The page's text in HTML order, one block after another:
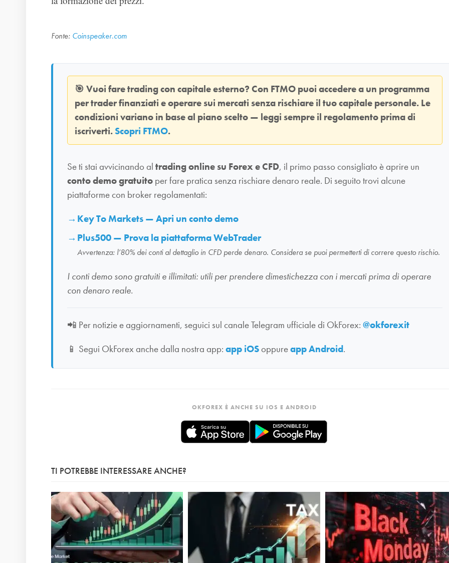
Fonte: Coinspeaker.com
🎯 Vuoi fare trading con capitale esterno? Con FTMO puoi accedere a un programma
per trader finanziati e operare sui mercati senza rischiare il tuo capitale personale. Le
condizioni variano in base al piano scelto — leggi sempre il regolamento prima di
iscriverti. Scopri FTMO.
Se ti stai avvicinando al trading online su Forex e CFD, il primo passo consigliato è aprire un
conto demo gratuito per fare pratica senza rischiare denaro reale. Di seguito trovi alcune
piattaforme con broker regolamentati:
Key To Markets — Apri un conto demo
Plus500 — Prova la piattaforma WebTrader
Avvertenza: l’80% dei conti al dettaglio in CFD perde denaro. Considera se puoi permetterti di correre questo rischio.
I conti demo sono gratuiti e illimitati: utili per prendere dimestichezza con i mercati prima di operare
con denaro reale.
📲 Per notizie e aggiornamenti, seguici sul canale Telegram ufficiale di OkForex: @okforexit
📱 Segui OkForex anche dalla nostra app: app iOSoppureapp Android.
OKFOREX È ANCHE SU IOS E ANDROID
TI POTREBBE INTERESSARE ANCHE?